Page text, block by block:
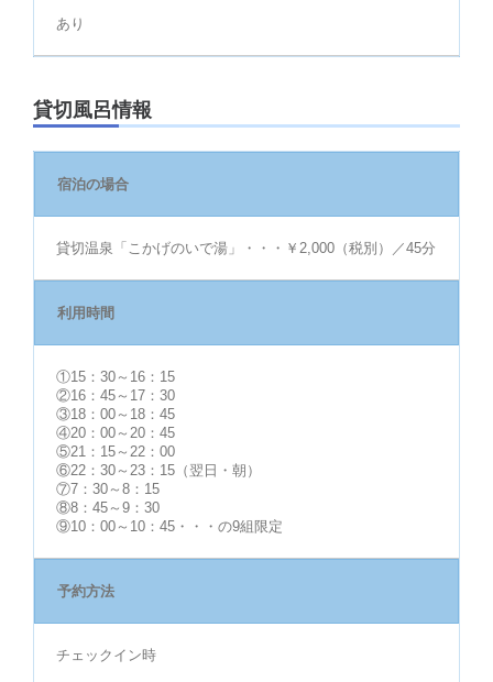
あり
貸切風呂情報
宿泊の場合
貸切温泉「こかげのいで湯」・・・￥2,000（税別）／45分
利用時間
①15：30～16：15
②16：45～17：30
③18：00～18：45
④20：00～20：45
⑤21：15～22：00
⑥22：30～23：15（翌日・朝）
⑦7：30～8：15
⑧8：45～9：30
⑨10：00～10：45・・・の9組限定
予約方法
チェックイン時